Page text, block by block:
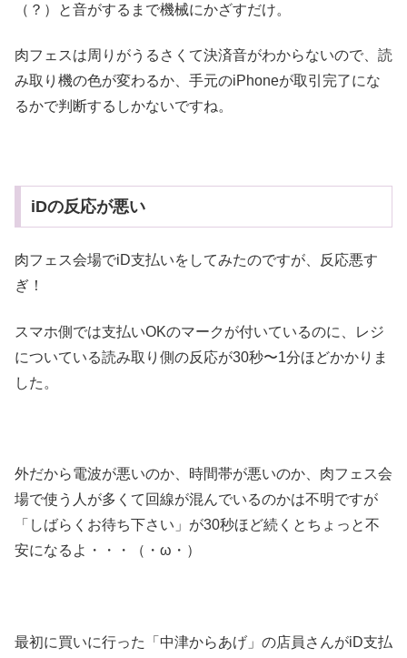
（？）と音がするまで機械にかざすだけ。
肉フェスは周りがうるさくて決済音がわからないので、読
み取り機の色が変わるか、手元のiPhoneが取引完了にな
るかで判断するしかないですね。
iDの反応が悪い
肉フェス会場でiD支払いをしてみたのですが、反応悪す
ぎ！
スマホ側では支払いOKのマークが付いているのに、レジ
についている読み取り側の反応が30秒〜1分ほどかかりま
した。
外だから電波が悪いのか、時間帯が悪いのか、肉フェス会
場で使う人が多くて回線が混んでいるのかは不明ですが
「しばらくお待ち下さい」が30秒ほど続くとちょっと不
安になるよ・・・（・ω・）
最初に買いに行った「中津からあげ」の店員さんがiD支払